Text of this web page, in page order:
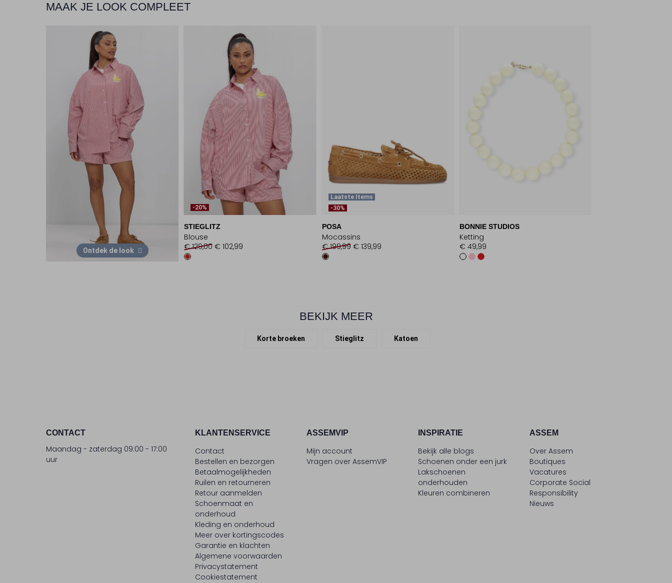
MAAK JE LOOK COMPLEET
Ontdek de look
-20%
STIEGLITZ
Blouse
€ 129,00 € 102,99
Laatste Items
-30%
POSA
Mocassins
€ 199,99 € 139,99
BONNIE STUDIOS
Ketting
€ 49,99
BEKIJK MEER
Korte broeken Stieglitz Katoen
CONTACT
Maandag - zaterdag 09:00 - 17:00
uur
KLANTENSERVICE
Contact
Bestellen en bezorgen
Betaalmogelijkheden
Ruilen en retourneren
Retour aanmelden
Schoenmaat en
onderhoud
Kleding en onderhoud
Meer over kortingscodes
Garantie en klachten
Algemene voorwaarden
Privacystatement
Cookiestatement
ASSEMVIP
Mijn account
Vragen over AssemVIP
INSPIRATIE
Bekijk alle blogs
Schoenen onder een jurk
Lakschoenen
onderhouden
Kleuren combineren
ASSEM
Over Assem
Boutiques
Vacatures
Corporate Social
Responsibility
Nieuws